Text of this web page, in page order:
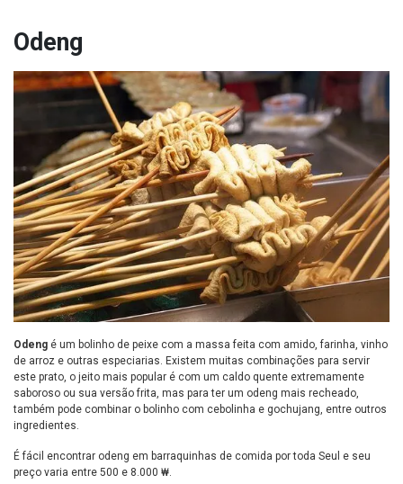
Odeng
Odeng é um bolinho de peixe com a massa feita com amido, farinha, vinho
de arroz e outras especiarias. Existem muitas combinações para servir
este prato, o jeito mais popular é com um caldo quente extremamente
saboroso ou sua versão frita, mas para ter um odeng mais recheado,
também pode combinar o bolinho com cebolinha e gochujang, entre outros
ingredientes.
É fácil encontrar odeng em barraquinhas de comida por toda Seul e seu
preço varia entre 500 e 8.000 ₩.